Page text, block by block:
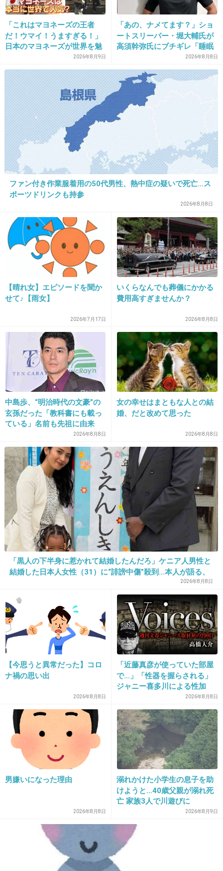
19. 匿名2014/09/13(土) 20:16:27
1年後の自分へ
赤ちゃん女の子だった？
二人目できた？
ちゃんと躾てね
バカでもいいから優しくて常識ある子に育ててね
+13
20. 匿名 2014/09/13(土) 20:16:56
3年後の自分へ
22歳の時の彼氏と6年の付き合いを得て
結婚してますか？
2014/09/13(土) 20:17:11
10年後の私へ
幸せですか？
夢を叶えることが出来ていますか？
自分の道は誰にも邪魔されず着実に進んでくだ
さい。
いまの私より遥かに立派な私でありますように
+17 -1
一年後の自分へ
無事、出産できたかな?良いママになれてます
か？
+17 -3
23. 匿名2014/09/13(土) 20:17:57
仕事は順調ですか？
+8 -2
24. 匿名2014/09/13(土) 20:19:00
3年後の私へ。
最近やっと長年引きずってた失恋を
吹っ切ったところなんだよね。
あなたのこの失恋の痛みや今までの頑張りが
報われていることを祈ります。
+9 -1
2014/09/13(土) 20:19:02
10年あっという間だよ
「これはマヨネーズの王者
だ！ウマイ！うますぎる！」
日本のマヨネーズが世界を魅
了 「ソース類」の輸出額が
過去最高を更新 人気の裏に
は卵黄のコク
2026年8月9日
「あの、ナメてます？」ショ
ートスリーパー・堀大輔氏が
高須幹弥氏にブチギレ「睡眠
不足の人＝キレやすい」SNS
で物議
2026年8月8日
ファン付き作業服着用の50代男性、熱中症の疑いで死亡…ス
ポーツドリンクも持参
2026年8月8日
【晴れ女】エピソードを聞か
せて♪【雨女】
2026年7月17日
いくらなんでも葬儀にかかる
費用高すぎませんか？
2026年8月8日
中島歩、“明治時代の文豪”の
玄孫だった「教科書にも載っ
ている」名前も先祖に由来
2026年8月8日
女の幸せはまともな人との結
婚、だと改めて思った
2026年8月8日
「黒人の下半身に惹かれて結婚したんだろ」ケニア人男性と
結婚した日本人女性（31）に“誹謗中傷”殺到…本人が語る、
2026年8月8日
【今思うと異常だった】コロ
ナ禍の思い出
2026年8月8日
「近藤真彦が使っていた部屋
で…」「性器を握らされる」
ジャニー喜多川による性加
害、語り始めた被害者たち
《徹底取材の裏側》
2026年8月8日
男嫌いになった理由
2026年8月8日
溺れかけた小学生の息子を助
けようと…40歳父親が溺れ死
亡 家族3人で川遊びに
2026年8月9日